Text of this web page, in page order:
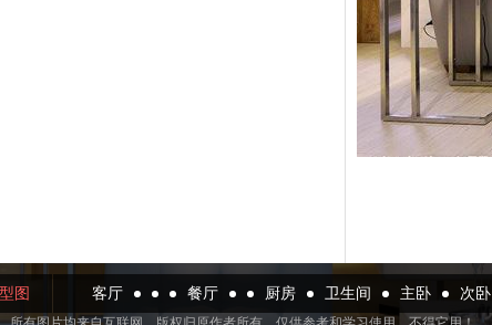
图 客厅 餐厅 厨房 卫生间 主卧 次卧